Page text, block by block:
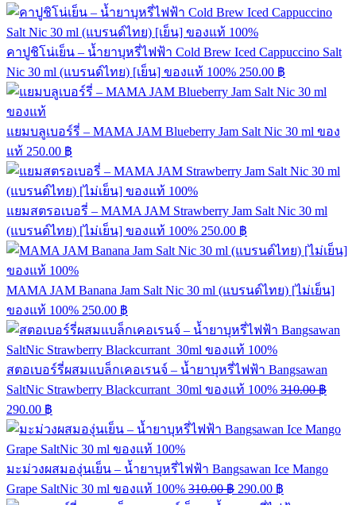
คาปูชิโน่เย็น – น้ำยาบุหรี่ไฟฟ้า Cold Brew Iced Cappuccino Salt
Nic 30 ml (แบรนด์ไทย) [เย็น] ของแท้ 100% 250.00 ฿
แยมบลูเบอร์รี่ – MAMA JAM Blueberry Jam Salt Nic 30 ml ของ
แท้ 250.00 ฿
แยมสตรอเบอรี่ – MAMA JAM Strawberry Jam Salt Nic 30 ml
(แบรนด์ไทย) [ไม่เย็น] ของแท้ 100% 250.00 ฿
MAMA JAM Banana Jam Salt Nic 30 ml (แบรนด์ไทย) [ไม่เย็น]
ของแท้ 100% 250.00 ฿
สตอเบอร์รี่ผสมแบล็กเคอเรนจ์ – น้ำยาบุหรี่ไฟฟ้า Bangsawan
SaltNic Strawberry Blackcurrant 30ml ของแท้ 100% 310.00฿
290.00 ฿
มะม่วงผสมองุ่นเย็น – น้ำยาบุหรี่ไฟฟ้า Bangsawan Ice Mango
Grape SaltNic 30 ml ของแท้ 100% 310.00฿ 290.00 ฿